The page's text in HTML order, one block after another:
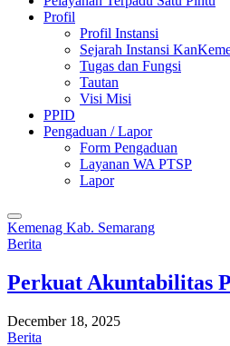
Profil
Profil Instansi
Sejarah Instansi
Tugas dan Fungsi
Tautan
Visi Misi
PPID
Pengaduan / Lapor
Form Pengaduan
Layanan WA PTSP
Lapor
Kemenag Kab. Semarang
Berita
Perkuat Akuntabilitas
December 18, 2025
Berita